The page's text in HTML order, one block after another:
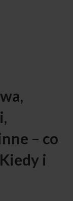
– co
i